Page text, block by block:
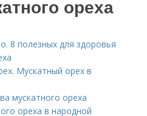
ореха
8 полезных для здоровья
Мускатный орех в
мускатного ореха
ореха в народной